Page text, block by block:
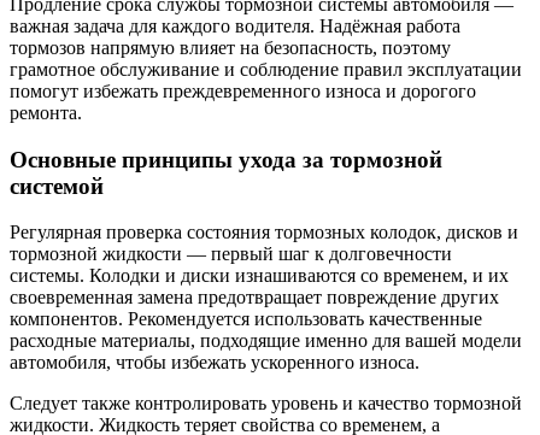
важная задача для каждого водителя. Надёжная работа
тормозов напрямую влияет на безопасность, поэтому
грамотное обслуживание и соблюдение правил эксплуатации
помогут избежать преждевременного износа и дорогого
ремонта.
Основные принципы ухода за тормозной
системой
Регулярная проверка состояния тормозных колодок, дисков и
тормозной жидкости — первый шаг к долговечности
системы. Колодки и диски изнашиваются со временем, и их
своевременная замена предотвращает повреждение других
компонентов. Рекомендуется использовать качественные
расходные материалы, подходящие именно для вашей модели
автомобиля, чтобы избежать ускоренного износа.
Следует также контролировать уровень и качество тормозной
жидкости. Жидкость теряет свойства со временем, а